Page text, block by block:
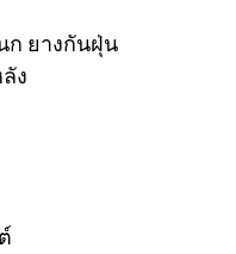
ก ยางกันฝุ่น
ง